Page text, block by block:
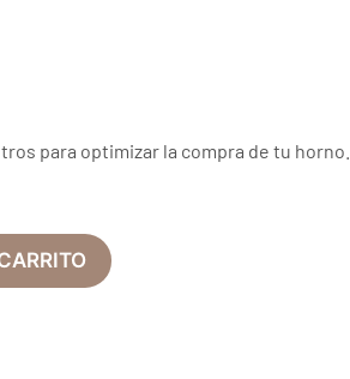
para optimizar la compra de tu horno.